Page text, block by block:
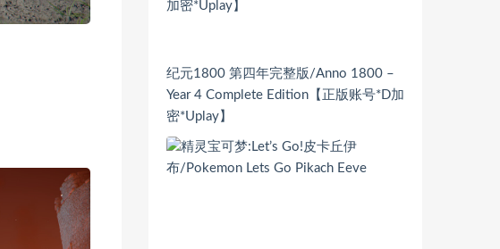
纪元1800 第四年完整版/Anno 1800 –
Year 4 Complete Edition【正版账号*D加
密*Uplay】